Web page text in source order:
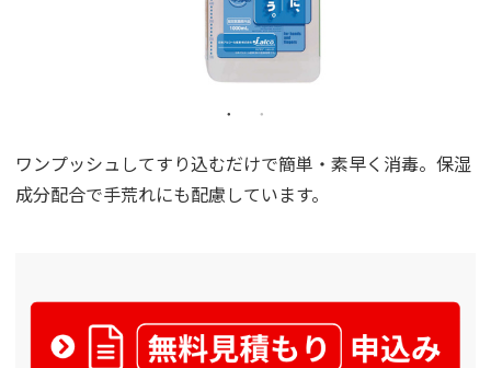
ワンプッシュしてすり込むだけで簡単・素早く消毒。保湿
成分配合で手荒れにも配慮しています。